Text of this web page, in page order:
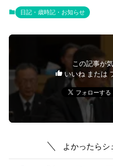
日記・歳時記・お知らせ
この記事が
いいね または
よかったらシ